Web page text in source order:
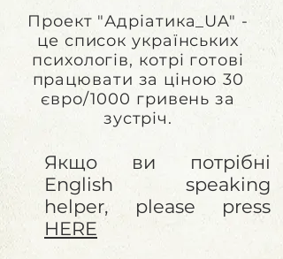
Проект "Адріатика_UA" -
це список українських
психологів, котрі готові
працювати за ціною 30
євро/1000 гривень за
зустріч.
Якщо ви потрібні
English speaking
helper, please press
HERE